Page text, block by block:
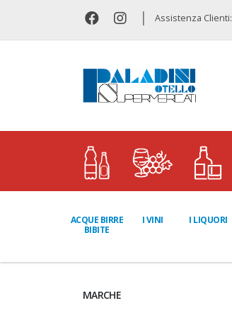
| Assistenza Clienti:
ACQUE BIRRE
BIBITE
I VINI I LIQUORI
MARCHE